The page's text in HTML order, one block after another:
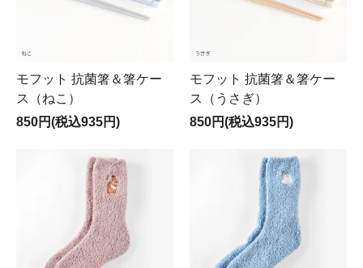
モフット 抗菌箸＆箸ケー
ス（ねこ）
850円(税込935円)
モフット 抗菌箸＆箸ケー
ス（うさぎ）
850円(税込935円)